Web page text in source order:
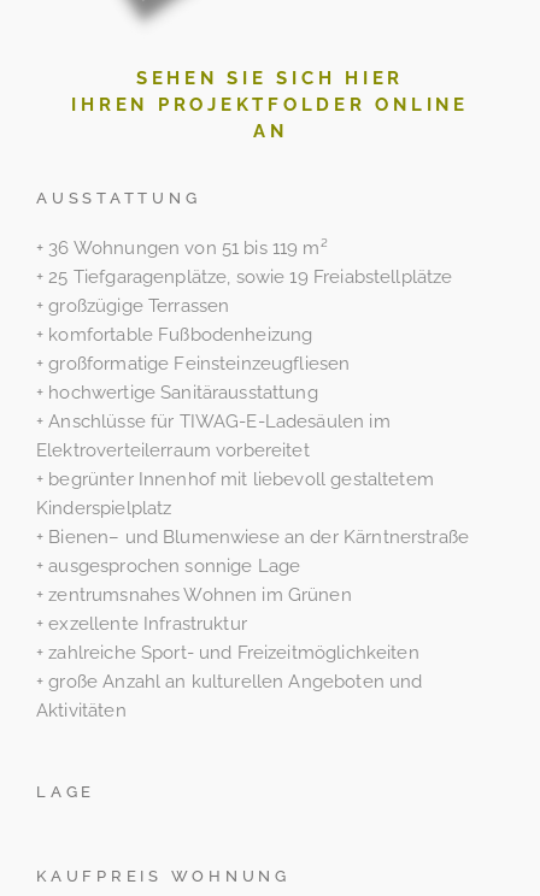
SEHEN SIE SICH HIER
IHREN PROJEKTFOLDER ONLINE
AN
AUSSTATTUNG
+ 36 Wohnungen von 51 bis 119 m²
+ 25 Tiefgaragenplätze, sowie 19 Freiabstellplätze
+ großzügige Terrassen
+ komfortable Fußbodenheizung
+ großformatige Feinsteinzeugfliesen
+ hochwertige Sanitärausstattung
+ Anschlüsse für TIWAG-E-Ladesäulen im
Elektroverteilerraum vorbereitet
+ begrünter Innenhof mit liebevoll gestaltetem
Kinderspielplatz
+ Bienen– und Blumenwiese an der Kärntnerstraße
+ ausgesprochen sonnige Lage
+ zentrumsnahes Wohnen im Grünen
+ exzellente Infrastruktur
+ zahlreiche Sport- und Freizeitmöglichkeiten
+ große Anzahl an kulturellen Angeboten und
Aktivitäten
LAGE
KAUFPREIS WOHNUNG